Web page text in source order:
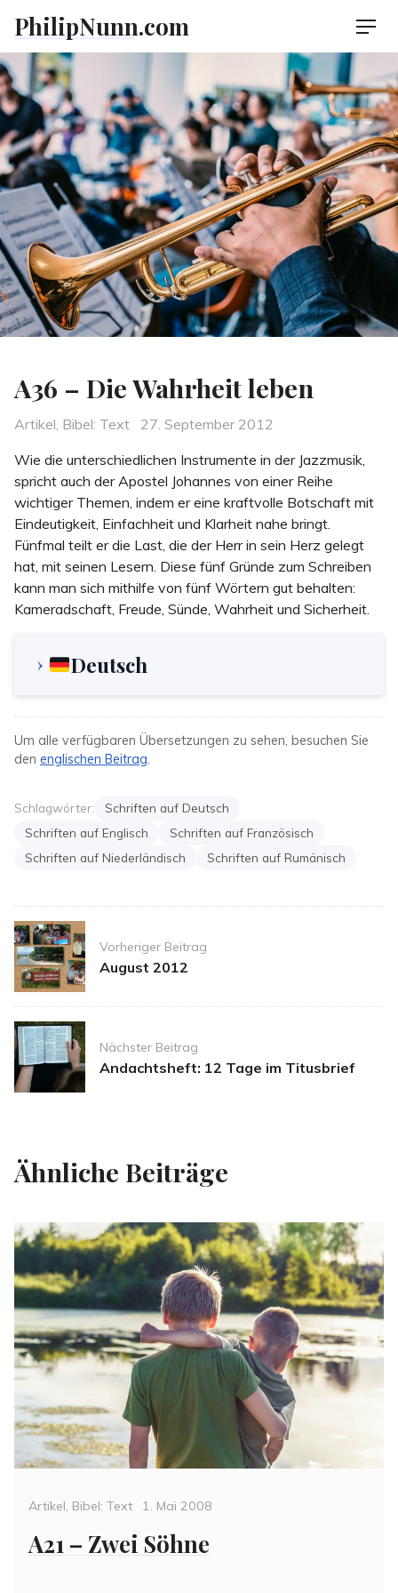
content
PhilipNunn.com
A36 – Die Wahrheit leben
Categories
Artikel, Bibel: Text
Posted
27. September 2012
Wie die unterschiedlichen Instrumente in der Jazzmusik,
spricht auch der Apostel Johannes von einer Reihe
wichtiger Themen, indem er eine kraftvolle Botschaft mit
Eindeutigkeit, Einfachheit und Klarheit nahe bringt.
Fünfmal teilt er die Last, die der Herr in sein Herz gelegt
hat, mit seinen Lesern. Diese fünf Gründe zum Schreiben
kann man sich mithilfe von fünf Wörtern gut behalten:
Kameradschaft, Freude, Sünde, Wahrheit und Sicherheit.
Deutsch
Um alle verfügbaren Übersetzungen zu sehen, besuchen Sie
den englischen Beitrag.
Schlagwörter:
Schriften auf Deutsch
Schriften auf Englisch
Schriften auf Französisch
Schriften auf Niederländisch
Schriften auf Rumänisch
Post
navigationVorheriger Beitrag
August 2012
Nächster Beitrag
Andachtsheft: 12 Tage im Titusbrief
Ähnliche Beiträge
Categories
Artikel, Bibel: Text
Posted
1. Mai 2008
A21 – Zwei Söhne